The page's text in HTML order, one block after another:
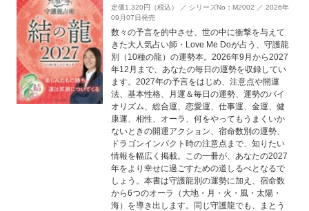
定価1,320円（税込） ／ シリーズNo：M2002 ／ 2026年
09月07日発売
数々の予言を的中させ、世の中に衝撃を与えて
きた大人気占い師・Love Me Doが占う、守護龍
別（10種の龍）の運勢本。2026年9月から2027
年12月まで、あなたの毎日の運勢を収録してい
ます。2027年の予言をはじめ、注意点や開運
法、基本性格、月運＆毎日の運勢、運勢のバイ
オリズム、総合運、恋愛運、仕事運、金運、健
康運、相性、オーラ、何をやってもうまくいか
ないときの開運アクション、宿命数別の運勢、
ドラゴンインパクト時の注意点まで、知りたい
情報を幅広く掲載。この一冊が、あなたの2027
年をより幸せに過ごすための道しるべとなるで
しょう。本書は守護龍別の運勢に加え、宿命数
から6つのオーラ（大地・月・火・風・太陽・
海）を導き出します。同じ守護龍でも、まとう